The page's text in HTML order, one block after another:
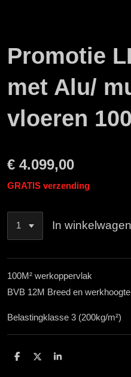
Promotie
met Alu/
vloeren
€ 4.099,00
GRATIS verzending
In winkelwagen
100M² werkoppervlak
BVB 12M Breed en
Belastingklasse 3 (200kg/m²)
D
D
S